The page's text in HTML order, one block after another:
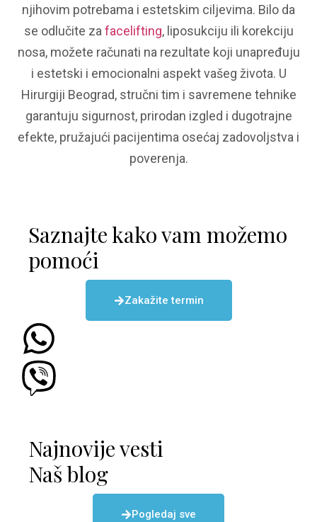
njihovim potrebama i estetskim ciljevima. Bilo da
se odlučite za facelifting, liposukciju ili korekciju
nosa, možete računati na rezultate koji unapređuju
i estetski i emocionalni aspekt vašeg života. U
Hirurgiji Beograd, stručni tim i savremene tehnike
garantuju sigurnost, prirodan izgled i dugotrajne
efekte, pružajući pacijentima osećaj zadovoljstva i
poverenja.
Saznajte kako vam možemo
pomoći
Zakažite termin
Najnovije vesti
Naš blog
Pogledaj sve